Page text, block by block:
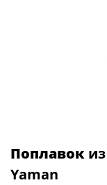
Поплавок
Yaman